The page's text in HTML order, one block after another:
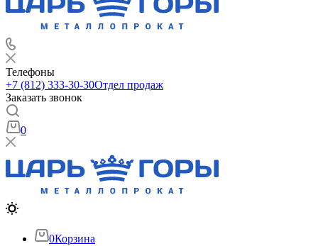
Телефоны
+7 (812) 333-30-30Отдел продаж
Заказать звонок
0
0Корзина